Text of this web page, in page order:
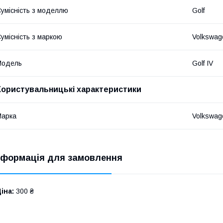
з моделлю Golf
з маркою
Golf IV
характеристики
для замовлення
300 ₴